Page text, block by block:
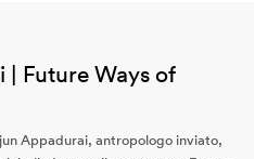
Future Ways of
Appadurai, antropologo inviato,